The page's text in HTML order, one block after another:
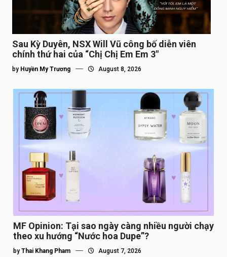
Sau Kỳ Duyên, NSX Will Vũ công bố diễn viên
chính thứ hai của “Chị Chị Em Em 3″
by Huyền My Trương August 8, 2026
MF Opinion: Tại sao ngày càng nhiều người chạy
theo xu hướng “Nước hoa Dupe”?
by Thai Khang Pham August 7, 2026